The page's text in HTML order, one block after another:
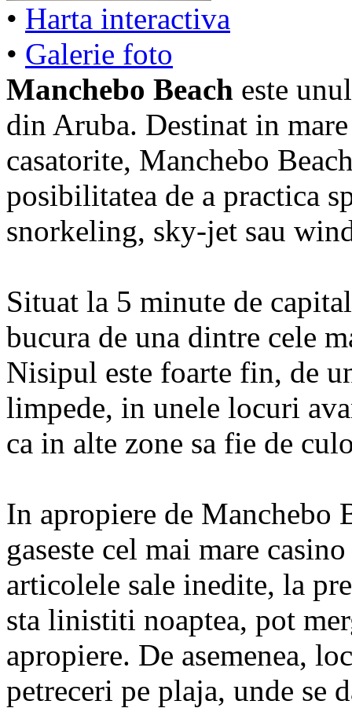
• Harta interactiva
• Galerie foto
Manchebo Beach este
din Aruba. Destinat in
casatorite, Manchebo
posibilitatea de a practica
snorkeling, sky-jet sau
Situat la 5 minute de
bucura de una dintre cele
Nisipul este foarte fin, de
limpede, in unele locuri
ca in alte zone sa fie de
In apropiere de Manchebo
gaseste cel mai mare
articolele sale inedite, la
sta linistiti noaptea, pot
apropiere. De asemenea,
petreceri pe plaja, unde se